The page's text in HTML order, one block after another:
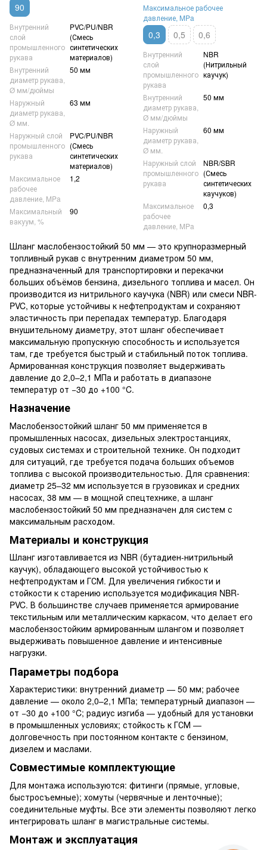
90
Внутренний
слой
промышленного
рукава
PVC/PU/NBR
(Смесь
синтетических
материалов)
Внутренний
диаметр рукава,
Ø мм/дюймы
50 мм
Наружный
диаметр рукава,
Ø мм.
63 мм
Наружный слой
промышленного
рукава
PVC/PU/NBR
(Смесь
синтетических
материалов)
Максимальное
рабочее
давление, MPa
1,2
Максимальный
вакуум, %
90
Максимальное рабочее
давление, MPa
0,3 0,5 0,6
Внутренний
слой
промышленного
рукава
NBR
(Нитрильный
каучук)
Внутренний
диаметр рукава,
Ø мм/дюймы
50 мм
Наружный
диаметр рукава,
Ø мм.
60 мм
Наружный слой
промышленного
рукава
NBR/SBR
(Смесь
синтетических
каучуков)
Максимальное
рабочее
давление, MPa
0,3
Шланг маслобензостойкий 50 мм — это крупноразмерный
топливный рукав с внутренним диаметром 50 мм,
предназначенный для транспортировки и перекачки
больших объёмов бензина, дизельного топлива и масел. Он
производится из нитрильного каучука (NBR) или смеси NBR-
PVC, которые устойчивы к нефтепродуктам и сохраняют
эластичность при перепадах температур. Благодаря
внушительному диаметру, этот шланг обеспечивает
максимальную пропускную способность и используется
там, где требуется быстрый и стабильный поток топлива.
Армированная конструкция позволяет выдерживать
давление до 2,0–2,1 МПа и работать в диапазоне
температур от −30 до +100 °C.
Назначение
Маслобензостойкий шланг 50 мм применяется в
промышленных насосах, дизельных электростанциях,
судовых системах и строительной технике. Он подходит
для ситуаций, где требуется подача больших объемов
топлива с высокой производительностью. Для сравнения:
диаметр 25–32 мм используется в грузовиках и средних
насосах, 38 мм — в мощной спецтехнике, а шланг
маслобензостойкий 50 мм предназначен для систем с
максимальным расходом.
Материалы и конструкция
Шланг изготавливается из NBR (бутадиен-нитрильный
каучук), обладающего высокой устойчивостью к
нефтепродуктам и ГСМ. Для увеличения гибкости и
стойкости к старению используется модификация NBR-
PVC. В большинстве случаев применяется армирование
текстильным или металлическим каркасом, что делает его
маслобензостойким армированным шлангом и позволяет
выдерживать повышенное давление и интенсивные
нагрузки.
Параметры подбора
Характеристики: внутренний диаметр — 50 мм; рабочее
давление — около 2,0–2,1 МПа; температурный диапазон —
от −30 до +100 °C; радиус изгиба — удобный для установки
в промышленных условиях; стойкость к ГСМ —
долговечность при постоянном контакте с бензином,
дизелем и маслами.
Совместимые комплектующие
Для монтажа используются: фитинги (прямые, угловые,
быстросъемные); хомуты (червячные и ленточные);
соединительные муфты. Все эти элементы позволяют легко
интегрировать шланг в магистральные системы.
Монтаж и эксплуатация